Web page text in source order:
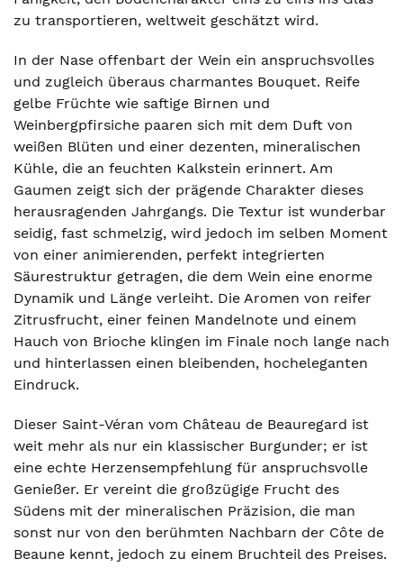
zu transportieren, weltweit geschätzt wird.
In der Nase offenbart der Wein ein anspruchsvolles
und zugleich überaus charmantes Bouquet. Reife
gelbe Früchte wie saftige Birnen und
Weinbergpfirsiche paaren sich mit dem Duft von
weißen Blüten und einer dezenten, mineralischen
Kühle, die an feuchten Kalkstein erinnert. Am
Gaumen zeigt sich der prägende Charakter dieses
herausragenden Jahrgangs. Die Textur ist wunderbar
seidig, fast schmelzig, wird jedoch im selben Moment
von einer animierenden, perfekt integrierten
Säurestruktur getragen, die dem Wein eine enorme
Dynamik und Länge verleiht. Die Aromen von reifer
Zitrusfrucht, einer feinen Mandelnote und einem
Hauch von Brioche klingen im Finale noch lange nach
und hinterlassen einen bleibenden, hocheleganten
Eindruck.
Dieser Saint-Véran vom Château de Beauregard ist
weit mehr als nur ein klassischer Burgunder; er ist
eine echte Herzensempfehlung für anspruchsvolle
Genießer. Er vereint die großzügige Frucht des
Südens mit der mineralischen Präzision, die man
sonst nur von den berühmten Nachbarn der Côte de
Beaune kennt, jedoch zu einem Bruchteil des Preises.